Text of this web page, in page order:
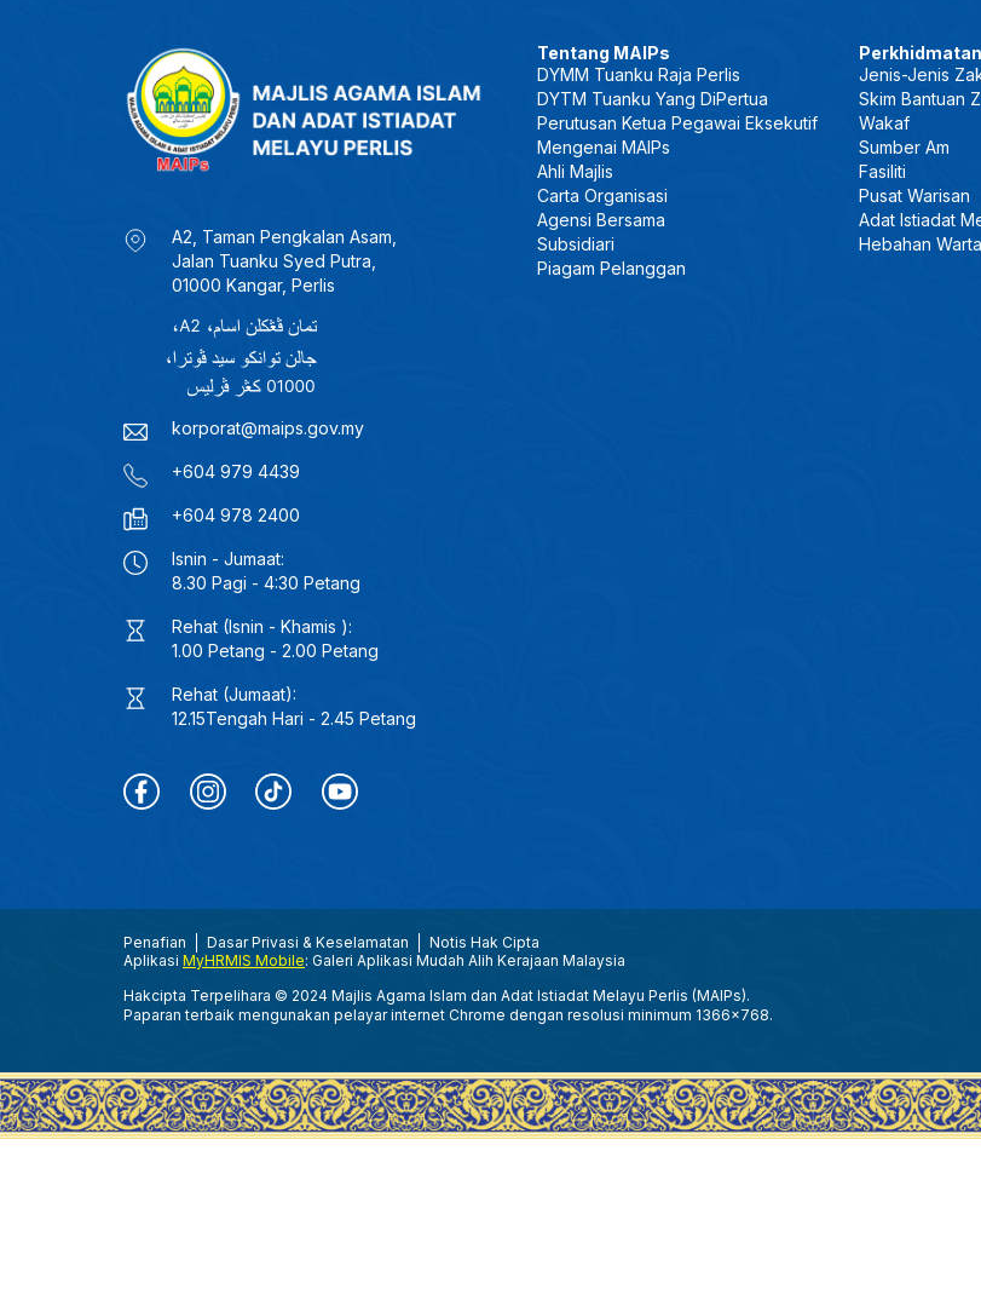
A2, Taman Pengkalan Asam,
Jalan Tuanku Syed Putra,
01000 Kangar, Perlis
korporat@maips.gov.my
+604 979 4439
+604 978 2400
Isnin - Jumaat:
8.30 Pagi - 4:30 Petang
Rehat (Isnin - Khamis ):
1.00 Petang - 2.00 Petang
Rehat (Jumaat):
12.15Tengah Hari - 2.45 Petang
Tentang MAIPs
DYMM Tuanku Raja Perlis
DYTM Tuanku Yang DiPertua
Perutusan Ketua Pegawai Eksekutif
Mengenai MAIPs
Ahli Majlis
Carta Organisasi
Agensi Bersama
Subsidiari
Piagam Pelanggan
Perkhidmatan
Jenis-Jenis
Skim Bantuan
Wakaf
Sumber Am
Fasiliti
Pusat Warisan
Adat Istiadat
Hebahan Warta
Penafian Dasar Privasi & Keselamatan
Notis Hak Cipta
Aplikasi MyHRMIS Mobile: Galeri Aplikasi Mudah Alih Kerajaan Malaysia
Hakcipta Terpelihara © 2024 Majlis Agama Islam dan Adat Istiadat Melayu Perlis (MAIPs).
Paparan terbaik mengunakan pelayar internet Chrome dengan resolusi minimum 1366x768.